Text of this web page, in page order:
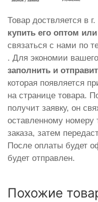
Товар доствляется в
купить его оптом
связаться с нами по
. Для экономии
заполнить и
которая появляется
на странице товара.
получит заявку, он
оставленному номеру
заказа, затем
После оплаты будет
будет отправлен.
Похожие